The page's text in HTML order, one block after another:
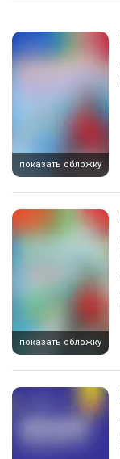
показать обложку
показать обложку